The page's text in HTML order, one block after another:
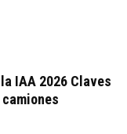
IAA 2026 Claves